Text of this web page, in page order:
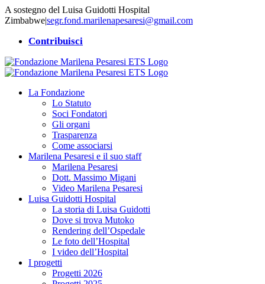
Salta
al
A sostegno del Luisa Guidotti Hospital
Zimbabwe|segr.fond.marilenapesaresi@gmail.com
Contribuisci
La Fondazione
Lo Statuto
Soci Fondatori
Gli organi
Trasparenza
Come associarsi
Marilena Pesaresi e il suo staff
Marilena Pesaresi
Dott. Massimo Migani
Video Marilena Pesaresi
Luisa Guidotti Hospital
La storia di Luisa Guidotti
Dove si trova Mutoko
Rendering dell’Ospedale
Le foto dell’Hospital
I video dell’Hospital
I progetti
Progetti 2026